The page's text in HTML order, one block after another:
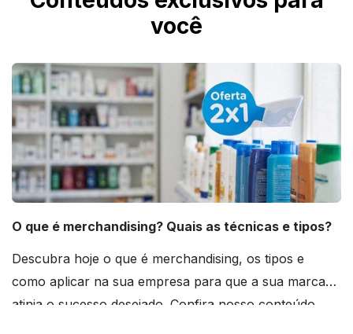
você
O que é merchandising? Quais as técnicas e tipos?
Descubra hoje o que é merchandising, os tipos e
como aplicar na sua empresa para que a sua marca
atinja o sucesso desejado. Confira nosso conteúdo